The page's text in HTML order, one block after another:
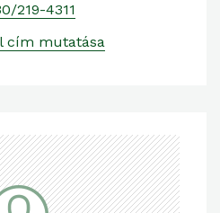
219-4311
cím mutatása